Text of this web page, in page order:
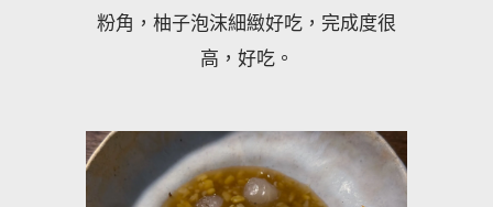
粉角，柚子泡沫細緻好吃，完成度很
高，好吃。